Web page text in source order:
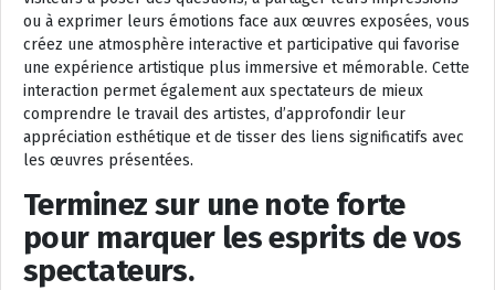
ou à exprimer leurs émotions face aux œuvres exposées, vous
créez une atmosphère interactive et participative qui favorise
une expérience artistique plus immersive et mémorable. Cette
interaction permet également aux spectateurs de mieux
comprendre le travail des artistes, d’approfondir leur
appréciation esthétique et de tisser des liens significatifs avec
les œuvres présentées.
Terminez sur une note forte
pour marquer les esprits de vos
spectateurs.